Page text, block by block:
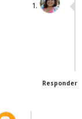
Responder